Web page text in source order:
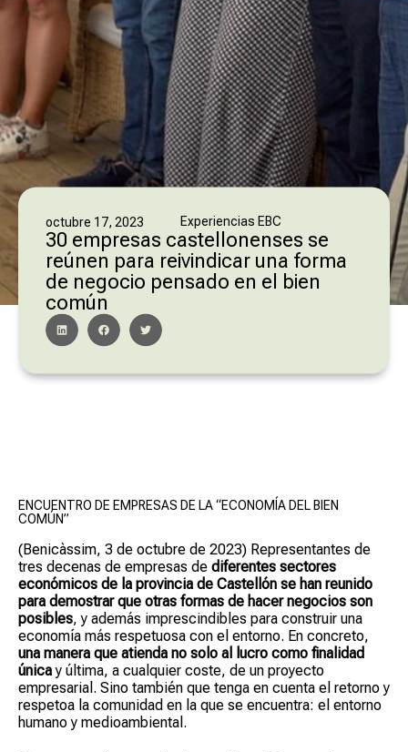
octubre 17, 2023 Experiencias EBC
30 empresas castellonenses se
reúnen para reivindicar una forma
de negocio pensado en el bien
común
ENCUENTRO DE EMPRESAS DE LA “ECONOMÍA DEL BIEN
COMÚN”
(Benicàssim, 3 de octubre de 2023) Representantes de
tres decenas de empresas de diferentes sectores
económicos de la provincia de Castellón se han reunido
para demostrar que otras formas de hacer negocios son
posibles, y además imprescindibles para construir una
economía más respetuosa con el entorno. En concreto,
una manera que atienda no solo al lucro como finalidad
únicay última, a cualquier coste, de un proyecto
empresarial. Sino también que tenga en cuenta el retorno y
respetoa la comunidad en la que se encuentra: el entorno
humano y medioambiental.